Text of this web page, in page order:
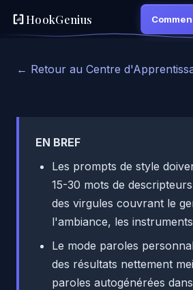
HookGenius
← Retour au Centre
EN BREF
Les prompts de style
15-30 mots de
des virgules couvrant le
l'ambiance, les
Le mode paroles
des résultats nettement
paroles autogénérées